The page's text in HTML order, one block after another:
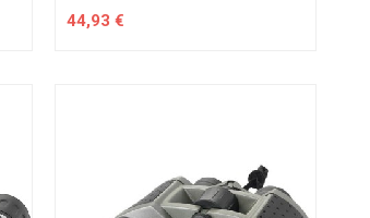
44,93 €